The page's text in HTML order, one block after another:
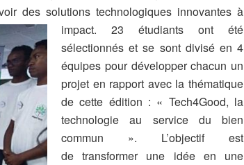
des solutions technologiques innovantes à
impact. 23 étudiants ont été
sélectionnés et se sont divisé en 4
équipes pour développer chacun un
projet en rapport avec la thématique
de cette édition : « Tech4Good, la
technologie au service du bien
commun ». L’objectif est
de transformer une idée en une